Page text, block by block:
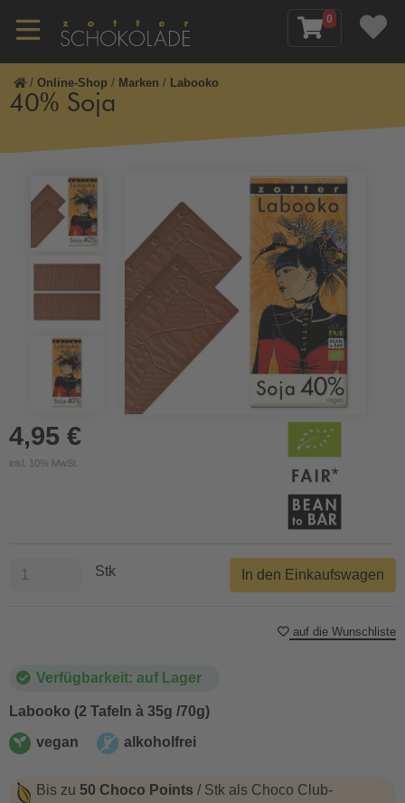
0
/ Online-Shop / Marken / Labooko
40% Soja
4,95 €
inkl. 10% MwSt.
Verfügbarkeit: auf Lager
Labooko (2 Tafeln à 35g /70g)
vegan
alkoholfrei
Bis zu 50 Choco Points / Stk als Choco Club-
Stk In den Einkaufswagen
auf die Wunschliste